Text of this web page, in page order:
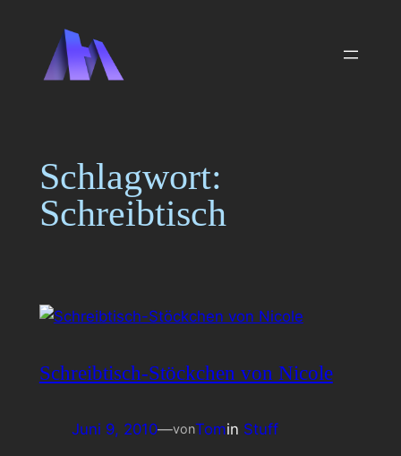
springen
Schlagwort:
Schreibtisch
Schreibtisch-Stöckchen von Nicole
Juni 9, 2010—vonTomin Stuff